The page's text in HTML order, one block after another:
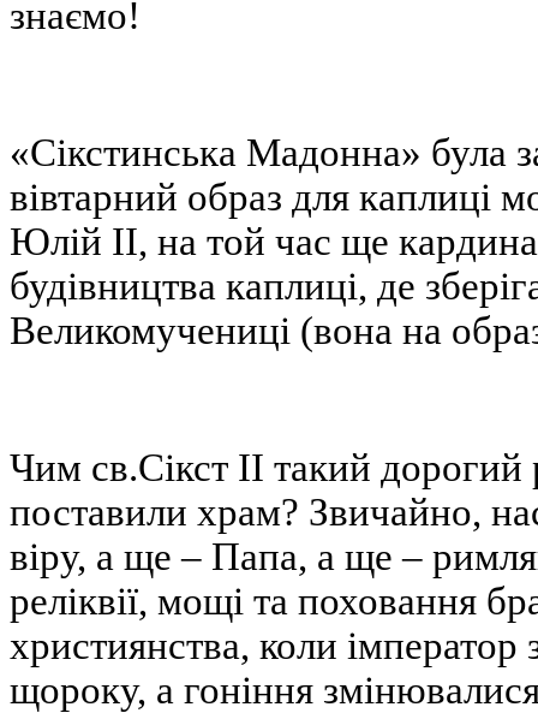
знаємо!
«Сікстинська Мадонна» була
вівтарний образ для каплиці
Юлій ІІ, на той час ще
будівництва каплиці, де
Великомучениці (вона на
Чим св.Сікст ІІ такий
поставили храм? Звичайно,
віру, а ще – Папа, а ще –
реліквії, мощі та поховання
християнства, коли
щороку, а гоніння